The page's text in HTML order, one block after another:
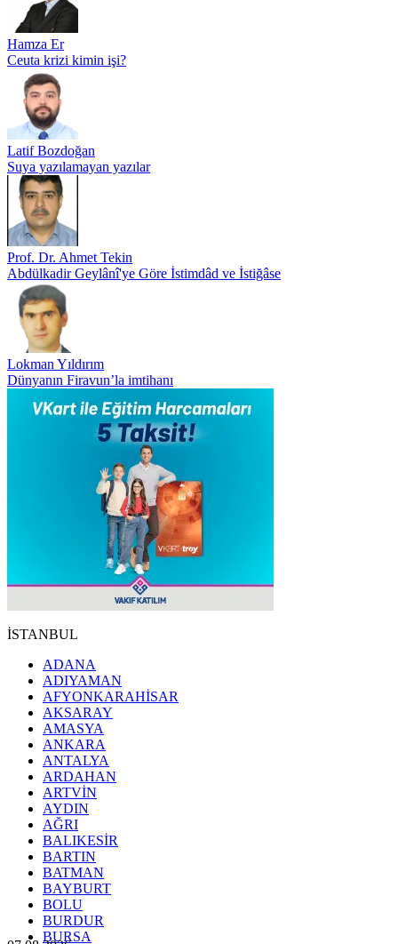
Hamza Er
Ceuta krizi kimin işi?
Latif Bozdoğan
Suya yazılamayan yazılar
Prof. Dr. Ahmet Tekin
Abdülkadir Geylânî'ye Göre İstimdâd ve İstiğâse
Lokman Yıldırım
Dünyanın Firavun’la imtihanı
İSTANBUL
ADANA
ADIYAMAN
AFYONKARAHİSAR
AKSARAY
AMASYA
ANKARA
ANTALYA
ARDAHAN
ARTVİN
AYDIN
AĞRI
BALIKESİR
BARTIN
BATMAN
BAYBURT
BOLU
BURDUR
BURSA